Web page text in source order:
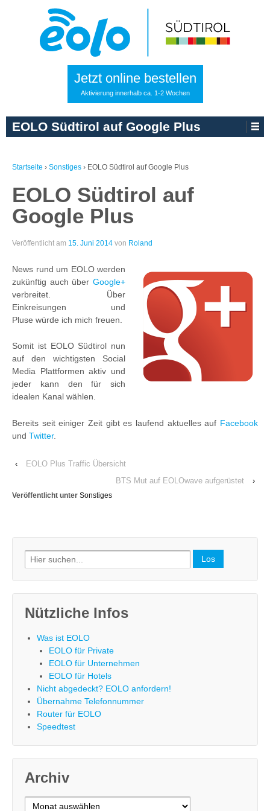
Jetzt online bestellen
Aktivierung innerhalb ca. 1-2 Wochen
EOLO Südtirol auf Google Plus
Startseite › Sonstiges › EOLO Südtirol auf Google Plus
EOLO Südtirol auf
Google Plus
Veröffentlicht am 15. Juni 2014 von Roland
News rund um EOLO werden
zukünftig auch über Google+
verbreitet. Über
Einkreisungen und
Pluse würde ich mich freuen.
Somit ist EOLO Südtirol nun
auf den wichtigsten Social
Media Plattformen aktiv und
jeder kann den für sich
idealen Kanal wählen.
Bereits seit einiger Zeit gibt es laufend aktuelles auf Facebook
und Twitter.
‹
EOLO Plus Traffic Übersicht
BTS Mut auf EOLOwave aufgerüstet
›
Veröffentlicht unter Sonstiges
Search
for:
Nützliche Infos
Was ist EOLO
EOLO für Private
EOLO für Unternehmen
EOLO für Hotels
Nicht abgedeckt? EOLO anfordern!
Übernahme Telefonnummer
Router für EOLO
Speedtest
Archiv
Archiv